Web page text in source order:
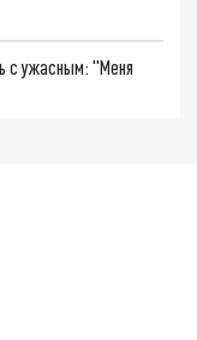
с ужасным: "Меня